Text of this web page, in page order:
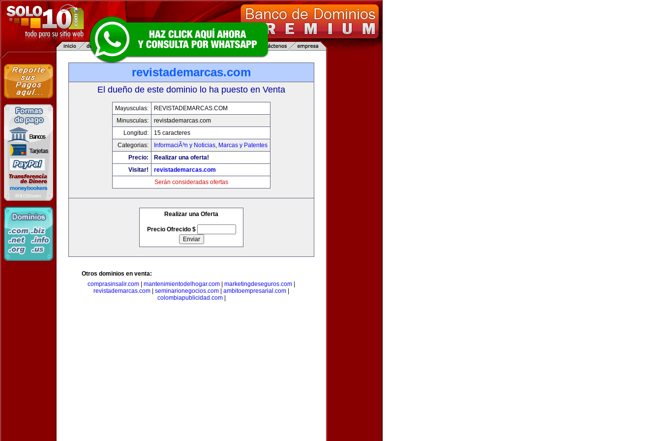
revistademarcas.com
El dueño de este dominio lo ha puesto en Venta
Mayusculas:
REVISTADEMARCAS.COM
Minusculas:
revistademarcas.com
Longitud:
15 caracteres
Categorias:
InformaciÃ³n y Noticias, Marcas y Patentes
Precio:
Realizar una oferta!
Visitar!
revistademarcas.com
Serán consideradas ofertas
Realizar una Oferta
Precio Ofrecido $
Otros dominios en venta:
comprasinsalir.com
mantenimientodelhogar.com marketingdeseguros.com
revistademarcas.com
seminarionegocios.com ambitoempresarial.com
colombiapublicidad.com|